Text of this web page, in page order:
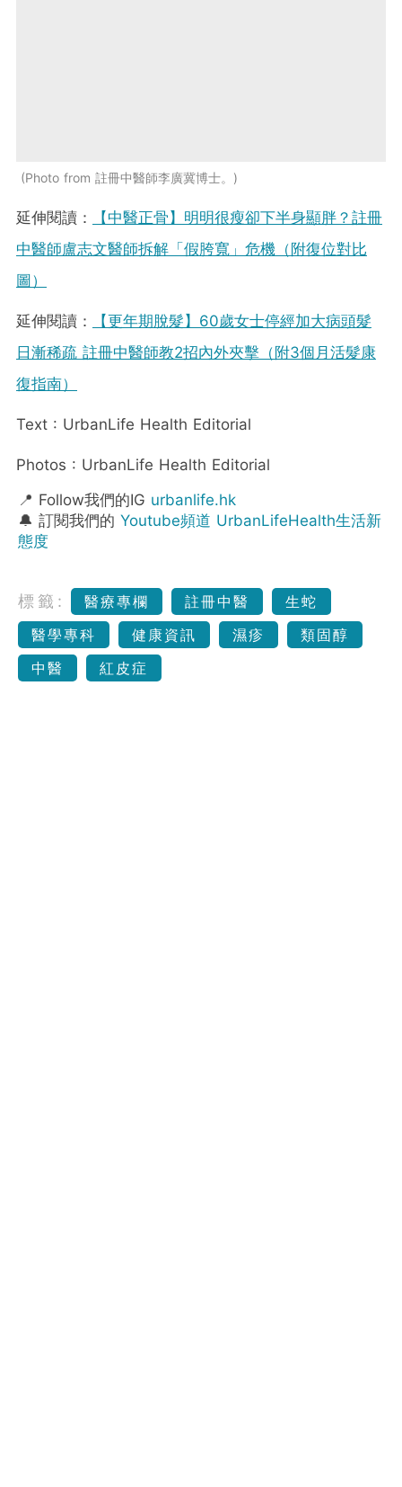
Photo from 註冊中醫師李廣冀博士。
延伸閱讀：
【中醫正骨】明明很瘦卻下半身顯胖？註冊
中醫師盧志文醫師拆解「假胯寬」危機（附復位對比
圖）
延伸閱讀：
【更年期脫髮】60歲女士停經加大病頭髮
日漸稀疏 註冊中醫師教2招內外夾擊（附3個月活髮康
復指南）
Text : UrbanLife Health Editorial
Photos : UrbanLife Health Editorial
📍 Follow我們的IG urbanlife.hk
🔔 訂閱我們的 Youtube頻道 UrbanLifeHealth生活新
態度
標籤: 醫療專欄 註冊中醫
生蛇
醫學專科
健康資訊 濕疹
類固醇
中醫
紅皮症